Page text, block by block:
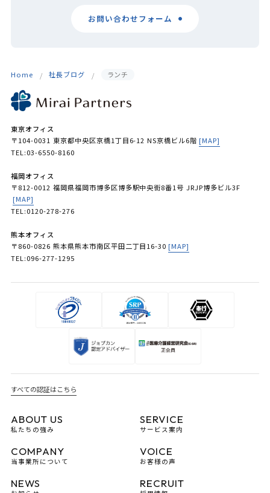
お問い合わせフォーム
Home 社長ブログ ランチ
東京オフィス
〒104-0031 東京都中央区京橋1丁目6-12 NS京橋ビル6階 [MAP]
TEL:03-6550-8160
福岡オフィス
〒812-0012 福岡県福岡市博多区博多駅中央街8番1号 JRJP博多ビル3F
[MAP]
TEL:0120-278-276
熊本オフィス
〒860-0826 熊本県熊本市南区平田二丁目16-30 [MAP]
TEL:096-277-1295
すべての認証はこちら
ABOUT US
私たちの強み
SERVICE
サービス案内
COMPANY
当事業所について
VOICE
お客様の声
NEWS RECRUIT